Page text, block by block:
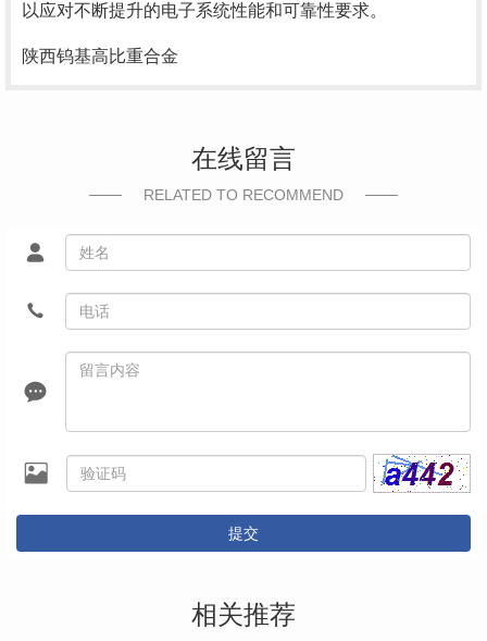
以应对不断提升的电子系统性能和可靠性要求。
陕西钨基高比重合金
在线留言
RELATED TO RECOMMEND
提交
相关推荐